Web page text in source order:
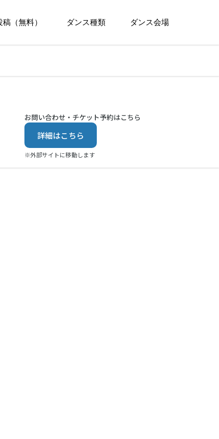
（無料） ダンス種類 ダンス会場
お問い合わせ・チケット予約はこちら
詳細はこちら
※外部サイトに移動します